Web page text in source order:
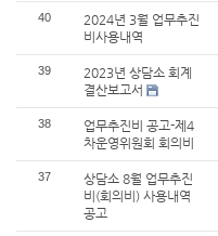
40
2024년 3월 업무추진
비사용내역
39
2023년 상담소 회계
결산보고서
38
업무추진비 공고-제4
차운영위원회 회의비
37
상담소 8월 업무추진
비(회의비) 사용내역
공고